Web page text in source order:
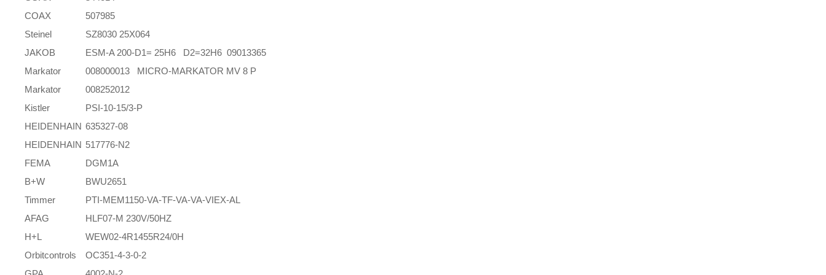
COAX
507985
Steinel
SZ8030 25X064
JAKOB
ESM-A 200-D1= 25H6 D2=32H6 09013365
Markator
008000013 MICRO-MARKATOR MV 8 P
Markator
008252012
Kistler
PSI-10-15/3-P
HEIDENHAIN 635327-08
HEIDENHAIN 517776-N2
FEMA
DGM1A
B+W
BWU2651
Timmer
PTI-MEM1150-VA-TF-VA-VA-VIEX-AL
AFAG
HLF07-M 230V/50HZ
H+L
WEW02-4R1455R24/0H
Orbitcontrols
OC351-4-3-0-2